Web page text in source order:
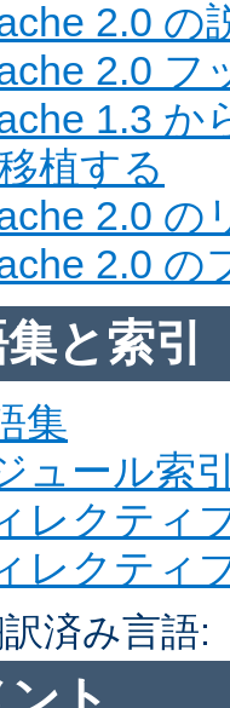
2.0 の
2.0 フ
1.3 か
植する
2.0 の
2.0 の
と索引
集
ュール索引
レクティ
レクティ
済み言語: